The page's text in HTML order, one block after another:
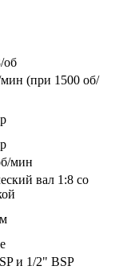
об
(при 1500 об/
мин
вал 1:8 со
и 1/2" BSP